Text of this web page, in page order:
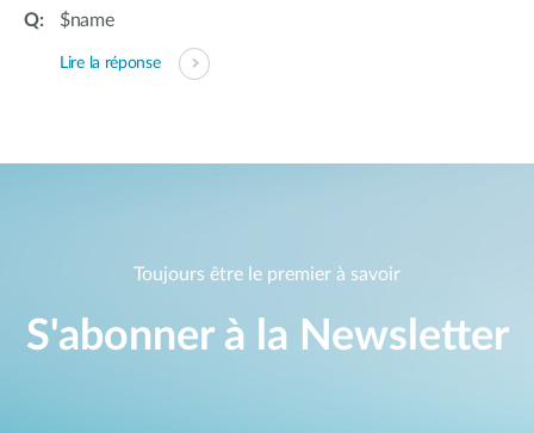
$name
Lire la réponse
Toujours être le premier à savoir
S'abonner à la Newsletter